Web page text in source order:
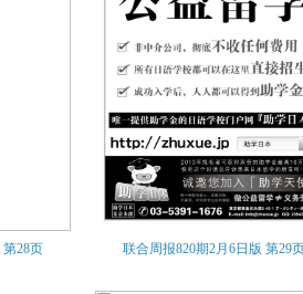
第28页 联合周报820期2月6日版 第29